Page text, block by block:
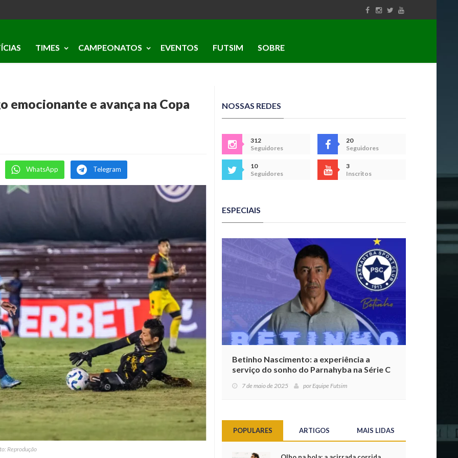
TIMES CAMPEONATOS EVENTOS FUTSIM SOBRE
emocionante e avança na Copa
WhatsApp Telegram
Reprodução
NOSSAS REDES
312
Seguidores
20
Seguidores
10
Seguidores
3
Inscritos
ESPECIAIS
Betinho Nascimento: a experiência a
serviço do sonho do Parnahyba na Série C
7 de maio de 2025 porEquipe Futsim
POPULARES ARTIGOS MAIS LIDAS